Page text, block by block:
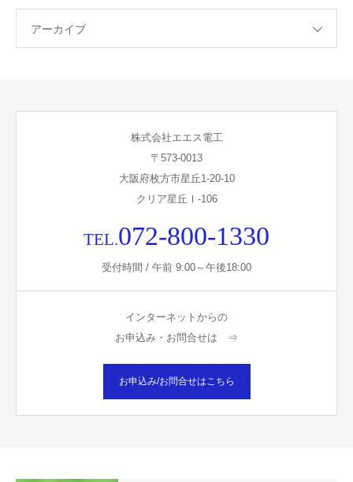
アーカイブ
株式会社エエス電工
〒573-0013
大阪府枚方市星丘1-20-10
クリア星丘Ⅰ-106
TEL.072-800-1330
受付時間 / 午前 9:00～午後18:00
インターネットからの
お申込み・お問合せは ⇒
お申込み/お問合せはこちら